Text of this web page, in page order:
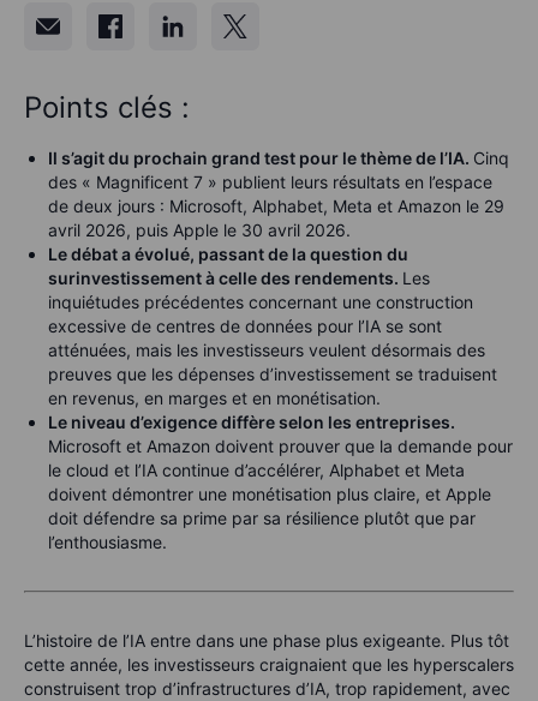
Points clés :
Il s’agit du prochain grand test pour le thème de l’IA. Cinq
des « Magnificent 7 » publient leurs résultats en l’espace
de deux jours : Microsoft, Alphabet, Meta et Amazon le 29
avril 2026, puis Apple le 30 avril 2026.
Le débat a évolué, passant de la question du
surinvestissement à celle des rendements. Les
inquiétudes précédentes concernant une construction
excessive de centres de données pour l’IA se sont
atténuées, mais les investisseurs veulent désormais des
preuves que les dépenses d’investissement se traduisent
en revenus, en marges et en monétisation.
Le niveau d’exigence diffère selon les entreprises.
Microsoft et Amazon doivent prouver que la demande pour
le cloud et l’IA continue d’accélérer, Alphabet et Meta
doivent démontrer une monétisation plus claire, et Apple
doit défendre sa prime par sa résilience plutôt que par
l’enthousiasme.
L’histoire de l’IA entre dans une phase plus exigeante. Plus tôt
cette année, les investisseurs craignaient que les hyperscalers
construisent trop d’infrastructures d’IA, trop rapidement, avec